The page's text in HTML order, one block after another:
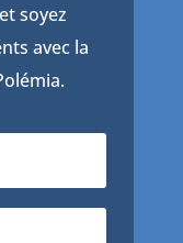
soyez
avec la